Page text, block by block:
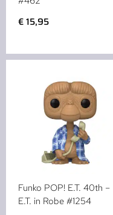
€15,95
Funko POP! E.T. 40th –
E.T. in Robe #1254